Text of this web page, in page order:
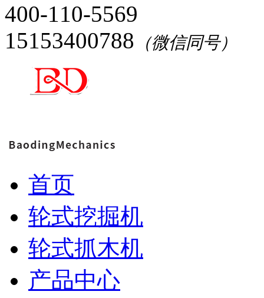
400-110-5569
15153400788 （微信同号）
首页
轮式挖掘机
轮式抓木机
产品中心